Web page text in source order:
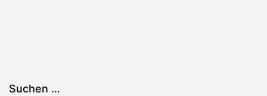
Suchen …